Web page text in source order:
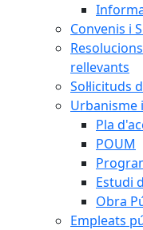
Convenis i
rellevants
Sol·licituds
Urbanisme
Pla
POUM
Estudi
Obra
Empleats